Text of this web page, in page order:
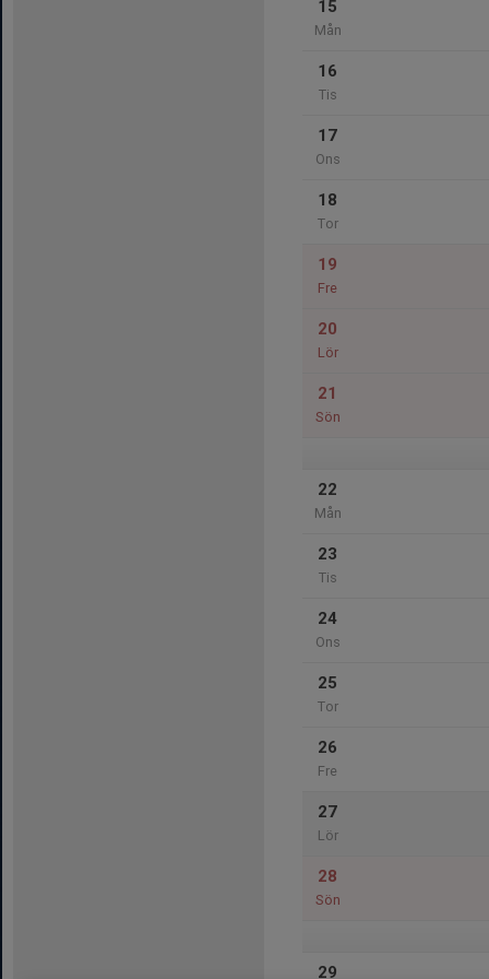
15
Mån
16
Tis
17
Ons
18
Tor
19
Fre
20
Lör
21
Sön
22
Mån
23
Tis
24
Ons
25
Tor
26
Fre
27
Lör
28
Sön
29